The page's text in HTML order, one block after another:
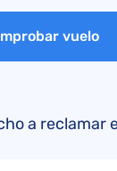
Reclamaciones a
Reclamaciones a
Quejas a American
Quejas a TAP Air
Convenio de
Convenio de
Opiniones sobre
Opiniones sobre
vuelo
a